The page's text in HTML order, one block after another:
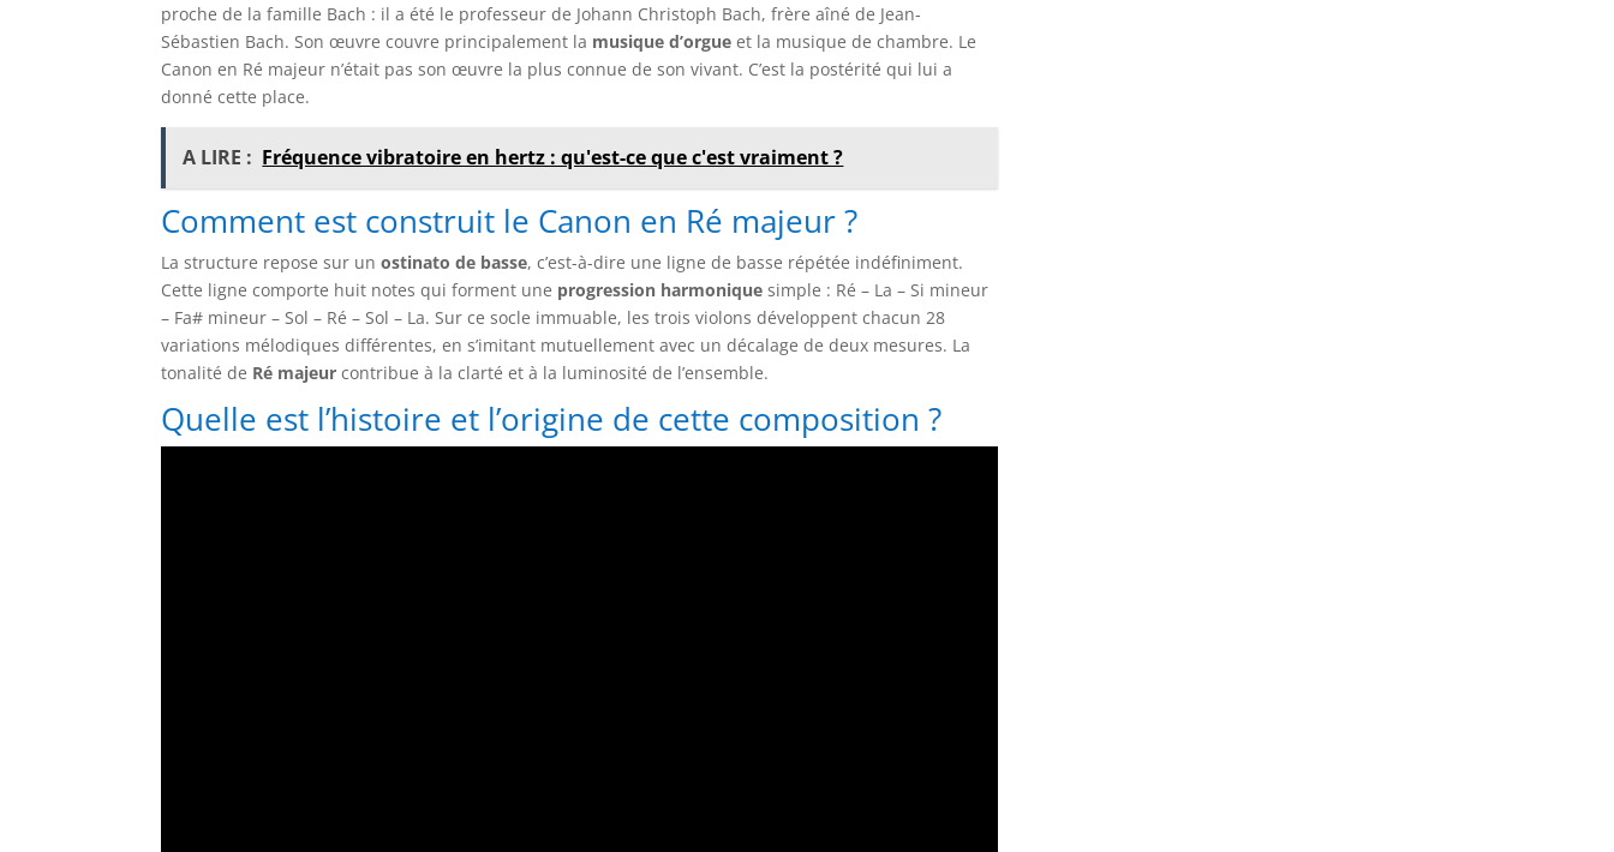
proche de la famille Bach : il a été le professeur de Johann Christoph Bach, frère aîné de Jean-
Sébastien Bach. Son œuvre couvre principalement la musique d’orgue et la musique de chambre. Le
Canon en Ré majeur n’était pas son œuvre la plus connue de son vivant. C’est la postérité qui lui a
donné cette place.
A LIRE : Fréquence vibratoire en hertz : qu'est-ce que c'est vraiment ?
Comment est construit le Canon en Ré majeur ?
La structure repose sur unostinato de basse, c’est-à-dire une ligne de basse répétée indéfiniment.
Cette ligne comporte huit notes qui forment une progression harmonique simple : Ré – La – Si mineur
– Fa# mineur – Sol – Ré – Sol – La. Sur ce socle immuable, les trois violons développent chacun 28
variations mélodiques différentes, en s’imitant mutuellement avec un décalage de deux mesures. La
tonalité de Ré majeur contribue à la clarté et à la luminosité de l’ensemble.
Quelle est l’histoire et l’origine de cette composition ?